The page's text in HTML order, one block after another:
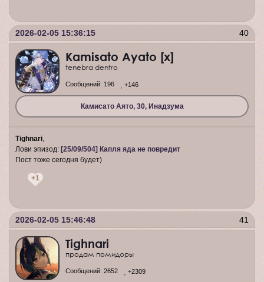
40
2026-02-05 15:36:15
Kamisato Ayato [x]
tenebra dentro
Камисато Аято, 30, Инадзума
Сообщений: 196 +146
Tighnari,
Лови эпизод: [25/09/504] Капля яда не повредит
Пост тоже сегодня будет)
+1
41
2026-02-05 15:46:48
Tighnari
продам помидоры
Сообщений: 2652 +2309